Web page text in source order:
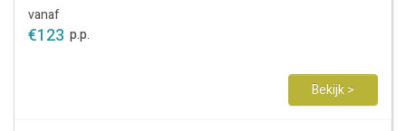
vanaf
€123 p.p.
Bekijk >